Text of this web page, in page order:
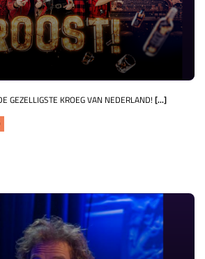
GEZELLIGSTE KROEG VAN NEDERLAND! [...]